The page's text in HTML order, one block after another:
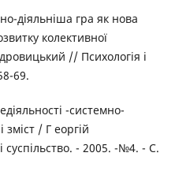
діяльніша гра як нова
колективної
// Психологія і
69.
-системно-
/ Г еоргій
- 2005. -№4. - C.